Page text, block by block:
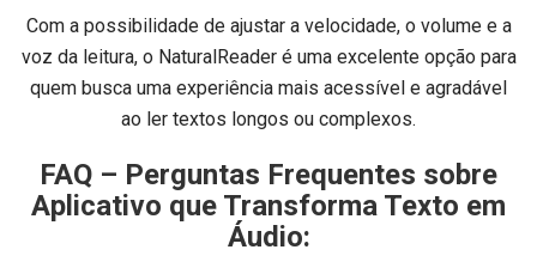
Com a possibilidade de ajustar a velocidade, o volume e a
voz da leitura, o NaturalReader é uma excelente opção para
quem busca uma experiência mais acessível e agradável
ao ler textos longos ou complexos.
FAQ – Perguntas Frequentes sobre
Aplicativo que Transforma Texto em
Áudio: